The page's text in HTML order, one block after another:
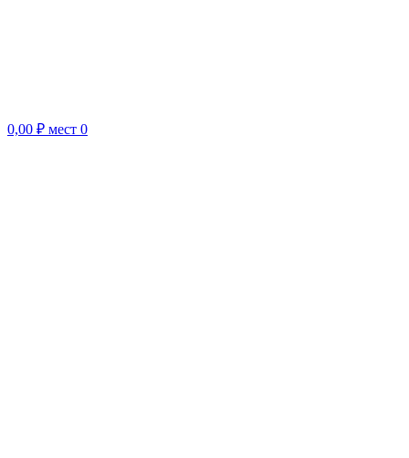
0,00 ₽ мест 0